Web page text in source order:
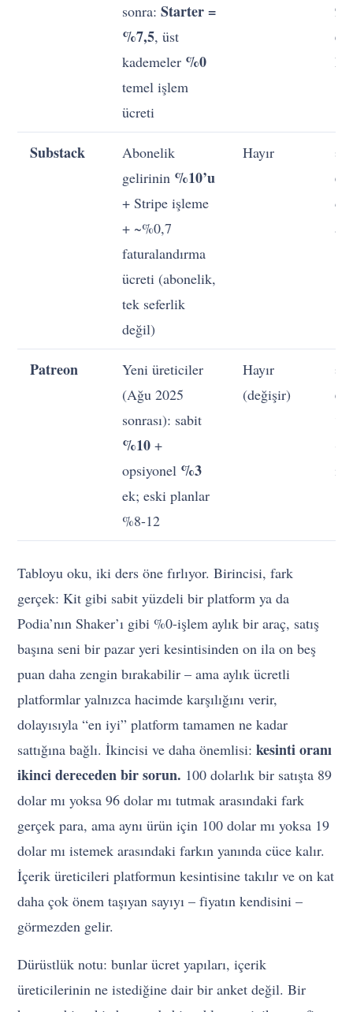
sonra:Starter =
%7,5, üst
kademeler %0
temel işlem
ücreti
Substack
Abonelik
gelirinin %10’u
+ Stripe işleme
+ ~%0,7
faturalandırma
ücreti (abonelik,
tek seferlik
değil)
Hayır ≈
Patreon
Yeni üreticiler
(Ağu 2025
sonrası): sabit
%10 +
opsiyonel %3
ek; eski planlar
%8-12
Hayır
(değişir)
≈
Tabloyu oku, iki ders öne fırlıyor. Birincisi, fark
gerçek: Kit gibi sabit yüzdeli bir platform ya da
Podia’nın Shaker’ı gibi %0-işlem aylık bir araç, satış
başına seni bir pazar yeri kesintisinden on ila on beş
puan daha zengin bırakabilir – ama aylık ücretli
platformlar yalnızca hacimde karşılığını verir,
dolayısıyla “en iyi” platform tamamen ne kadar
sattığına bağlı. İkincisi ve daha önemlisi:kesinti oranı
ikinci dereceden bir sorun. 100 dolarlık bir satışta 89
dolar mı yoksa 96 dolar mı tutmak arasındaki fark
gerçek para, ama aynı ürün için 100 dolar mı yoksa 19
dolar mı istemek arasındaki farkın yanında cüce kalır.
İçerik üreticileri platformun kesintisine takılır ve on kat
daha çok önem taşıyan sayıyı – fiyatın kendisini –
görmezden gelir.
Dürüstlük notu: bunlar ücret yapıları, içerik
üreticilerinin ne istediğine dair bir anket değil. Bir